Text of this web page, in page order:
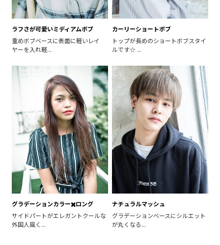
ラフさが可愛いミディアムボブ
重めボブベースに表面に軽いレイ
ヤーを入れ軽...
カーリーショートボブ
トップが長めのショートボブスタイ
ルです☆ ...
グラデーションカラー✖️ロング
サイドパートがエレガントクールな
外国人風く...
ナチュラルマッシュ
グラデーションべースにシルエット
が丸くなる...